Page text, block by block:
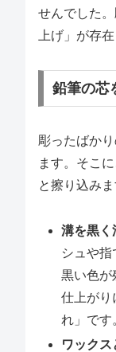
せんでした
上げ」が存
鉛筆の芯
彫ったばか
ます。そこ
と擦り込みま
溝を黒く
シュや
黒い色が
仕上がり
れ」です
ワックス